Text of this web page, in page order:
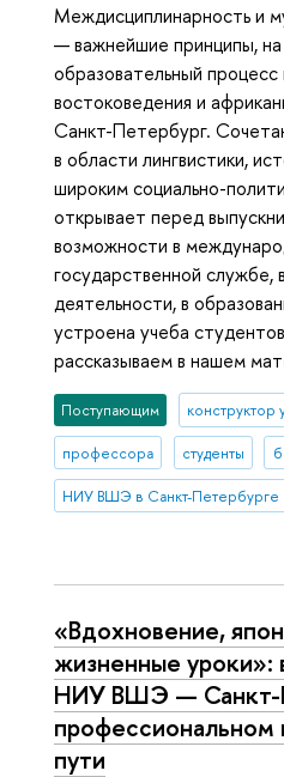
Междисциплинарность и
— важнейшие принципы,
образовательный
востоковедения и
Санкт-Петербург.
в области лингвистики,
широким социально-
открывает перед
возможности в
государственной
деятельности, в
устроена учеба
рассказываем в нашем
Поступающим конструктор
профессора студенты
НИУ ВШЭ в Санкт-Петербурге
«Вдохновение,
жизненные уроки»:
НИУ ВШЭ — Санкт-
профессиональном
пути